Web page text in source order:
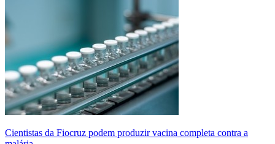
Cientistas da Fiocruz podem produzir vacina completa contra a